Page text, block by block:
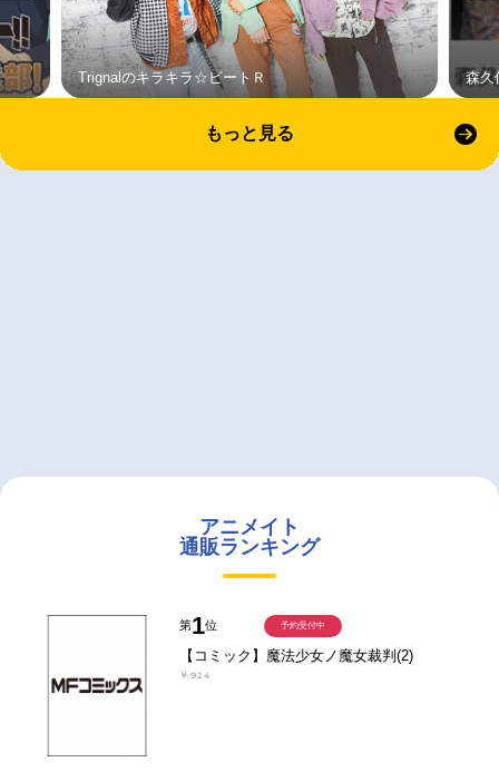
Trignalのキラキラ☆ビートＲ 森久
もっと見る
アニメイト
通販ランキング
第1位
【コミック】魔法少女ノ魔女裁判(2)
￥924
予約受付中